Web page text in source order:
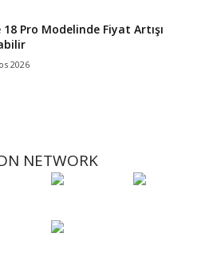
18 Pro Modelinde Fiyat Artışı
2026
NETWORK